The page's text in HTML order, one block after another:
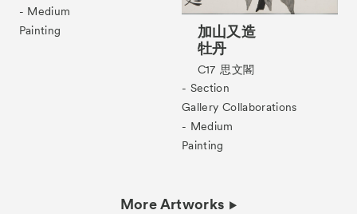
- Medium
Painting
加山又造
牡丹
C17 思文閣
- Section
Gallery Collaborations
- Medium
Painting
More Artworks